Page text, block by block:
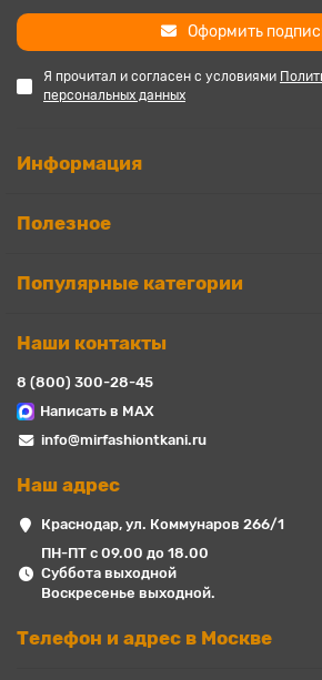
Оформить
Я прочитал и согласен с условиями
персональных данных
Информация
Полезное
Популярные категории
Наши контакты
8 (800) 300-28-45
Написать в MAX
info@mirfashiontkani.ru
Наш адрес
Краснодар, ул. Коммунаров 266/1
ПН-ПТ с 09.00 до 18.00
Суббота выходной
Воскресенье выходной.
Телефон и адрес в Москве